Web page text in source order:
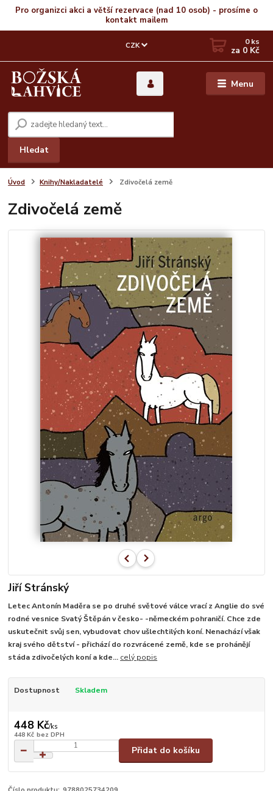
Pro organizci akci a větší rezervace (nad 10 osob) - prosíme o
kontakt mailem
Menu
CZK
Hledat
0ks
za 0 Kč
Úvod Knihy/Nakladatelé Zdivočelá země
Zdivočelá země
Jiří Stránský
Letec Antonín Maděra se po druhé světové válce vrací z Anglie do své
rodné vesnice Svatý Štěpán v česko- -německém pohraničí. Chce zde
uskutečnit svůj sen, vybudovat chov ušlechtilých koní. Nenachází však
kraj svého dětství - přichází do rozvrácené země, kde se prohánějí
stáda zdivočelých koní a kde... celý popis
Dostupnost Skladem
448 Kč/ks
448 Kč bez DPH
Přidat do košíku